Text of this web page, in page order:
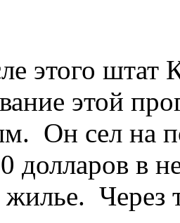
этого
этой
Он сел на
долларов в
Через